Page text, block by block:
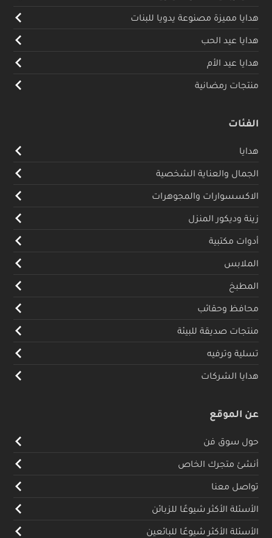
هدايا مميزة مصنوعة يدويا للبنات
هدايا عيد الحب
هدايا عيد الأم
منتجات رمضانية
الفئات
هدايا
الجمال والعناية الشخصية
الاكسسوارات والمجوهرات
زينة وديكور المنزل
أدوات مكتبية
الملابس
المطبخ
محافظ وحقائب
منتجات صديقة للبيئة
تسلية وترفيه
هدايا الشركات
عن الموقع
حول سوق فن
أنشئ متجرك الخاص
تواصل معنا
الأسئلة الأكثر شيوعًا للزبائن
الأسئلة الأكثر شيوعًا للبائعين